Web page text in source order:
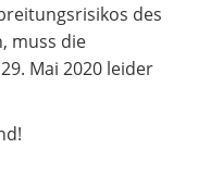
des
muss die
Mai 2020 leider